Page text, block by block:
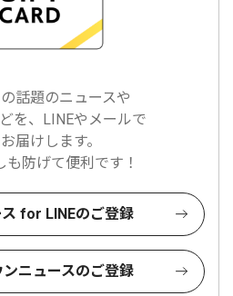
話題のニュースや
を、LINEやメールで
届けします。
も防げて便利です！
for LINEのご登録
ニュースのご登録